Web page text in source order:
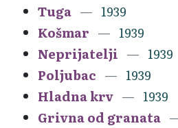
Tuga
1939
Košmar
1939
Neprijatelji
1939
Poljubac
1939
Hladna krv
1939
Grivna od granata